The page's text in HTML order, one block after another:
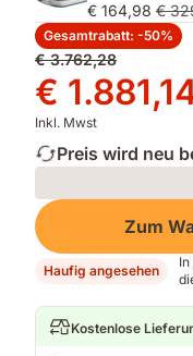
€ 164,98 €
Gesamtrabatt: -50%
Ursprünglicher
Preis
€ 3.762,28
€ 3.762,28
Preis
€ 1.881,14
€
Inkl. Mwst
Preis wird neu
Loading
Zum
Haufig angesehen
Kostenlose